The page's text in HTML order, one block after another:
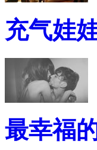
充气娃
最幸福